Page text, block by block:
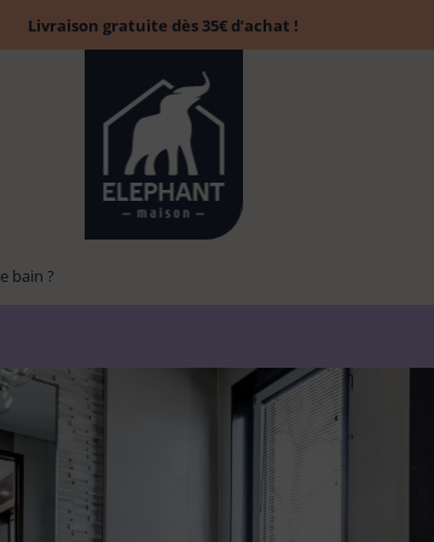
Brosse à laver
Chiffon poussière
Accessoires
Tapis évier &
protection
bain ?
Livraison gratuite dès 35€ d’achat !